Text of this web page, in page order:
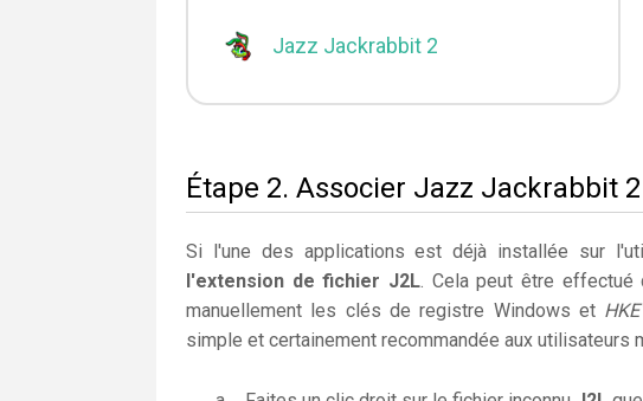
Jazz Jackrabbit 2
Étape 2. Associer Jazz Jackrabbit
Si l'une des applications est déjà installée sur
l'extension de fichier J2L. Cela peut être effectué
manuellement les clés de registre Windows et
simple et certainement recommandée aux utilisateurs